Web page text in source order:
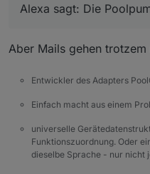
Denke .mail ist
behoben
Alexa sagt: Die
Aber Mails gehen trotzem
Entwickler des Adapters
Einfach macht aus einem
universelle
Funktionszuordnung. Oder
dieselbe Sprache - nur nicht